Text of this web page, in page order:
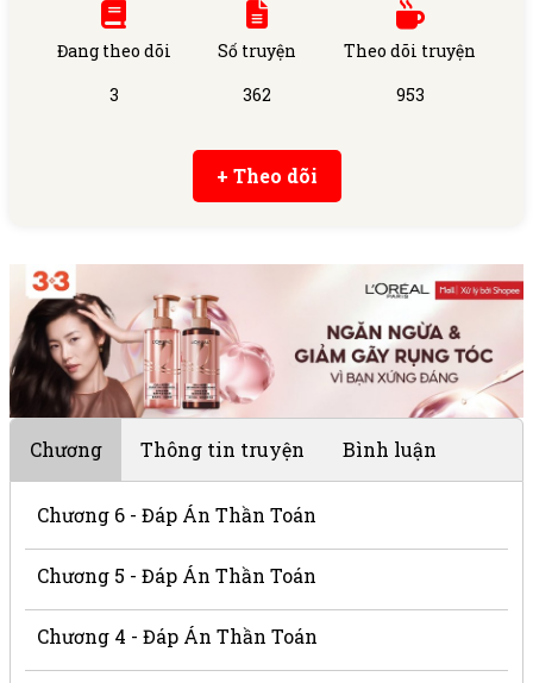
Đang theo dõi
3
Số truyện
362
Theo dõi truyện
953
+ Theo dõi
Chương Thông tin truyện Bình luận
Chương 6 - Đáp Án Thần Toán
Chương 5 - Đáp Án Thần Toán
Chương 4 - Đáp Án Thần Toán